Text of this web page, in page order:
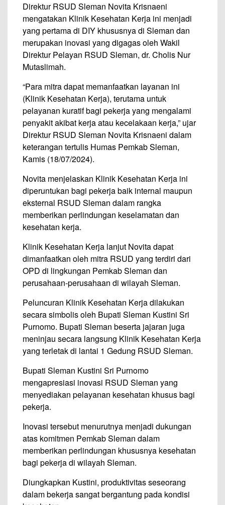
Direktur RSUD Sleman Novita Krisnaeni
mengatakan Klinik Kesehatan Kerja ini menjadi
yang pertama di DIY khususnya di Sleman dan
merupakan inovasi yang digagas oleh Wakil
Direktur Pelayan RSUD Sleman, dr. Cholis Nur
Mutaslimah.
“Para mitra dapat memanfaatkan layanan ini
(Klinik Kesehatan Kerja), terutama untuk
pelayanan kuratif bagi pekerja yang mengalami
penyakit akibat kerja atau kecelakaan kerja,” ujar
Direktur RSUD Sleman Novita Krisnaeni dalam
keterangan tertulis Humas Pemkab Sleman,
Kamis (18/07/2024).
Novita menjelaskan Klinik Kesehatan Kerja ini
diperuntukan bagi pekerja baik internal maupun
eksternal RSUD Sleman dalam rangka
memberikan perlindungan keselamatan dan
kesehatan kerja.
Klinik Kesehatan Kerja lanjut Novita dapat
dimanfaatkan oleh mitra RSUD yang terdiri dari
OPD di lingkungan Pemkab Sleman dan
perusahaan-perusahaan di wilayah Sleman.
Peluncuran Klinik Kesehatan Kerja dilakukan
secara simbolis oleh Bupati Sleman Kustini Sri
Purnomo. Bupati Sleman beserta jajaran juga
meninjau secara langsung Klinik Kesehatan Kerja
yang terletak di lantai 1 Gedung RSUD Sleman.
Bupati Sleman Kustini Sri Purnomo
mengapresiasi inovasi RSUD Sleman yang
menyediakan pelayanan kesehatan khusus bagi
pekerja.
Inovasi tersebut menurutnya menjadi dukungan
atas komitmen Pemkab Sleman dalam
memberikan perlindungan khususnya kesehatan
bagi pekerja di wilayah Sleman.
Diungkapkan Kustini, produktivitas seseorang
dalam bekerja sangat bergantung pada kondisi